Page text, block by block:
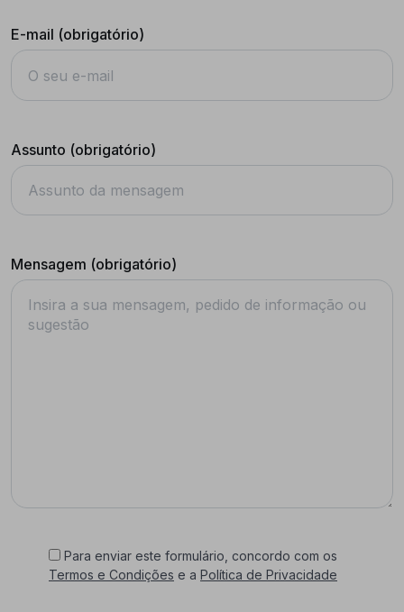
E-mail (obrigatório)
Assunto (obrigatório)
Mensagem (obrigatório)
Para enviar este formulário, concordo com os
Termos e Condições e a Política de Privacidade